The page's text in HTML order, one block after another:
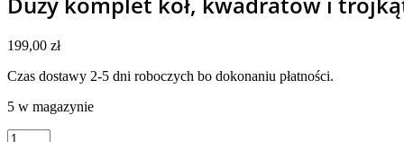
199,00 zł
Czas dostawy 2-5 dni roboczych bo dokonaniu płatności.
5 w magazynie